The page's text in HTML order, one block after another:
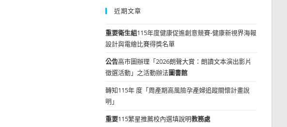
近期文章
重要衛生組115年度健康促進創意競賽-健康新視界海報
設計與電繪比賽得獎名單
公告高市圖辦理「2026朗聲大賞：朗讀文本演出影片
徵選活動」之活動辦法圖書館
轉知115年 度「周產期高風險孕產婦追蹤關懷計畫說
明」
重要115繁星推薦校內選填說明教務處